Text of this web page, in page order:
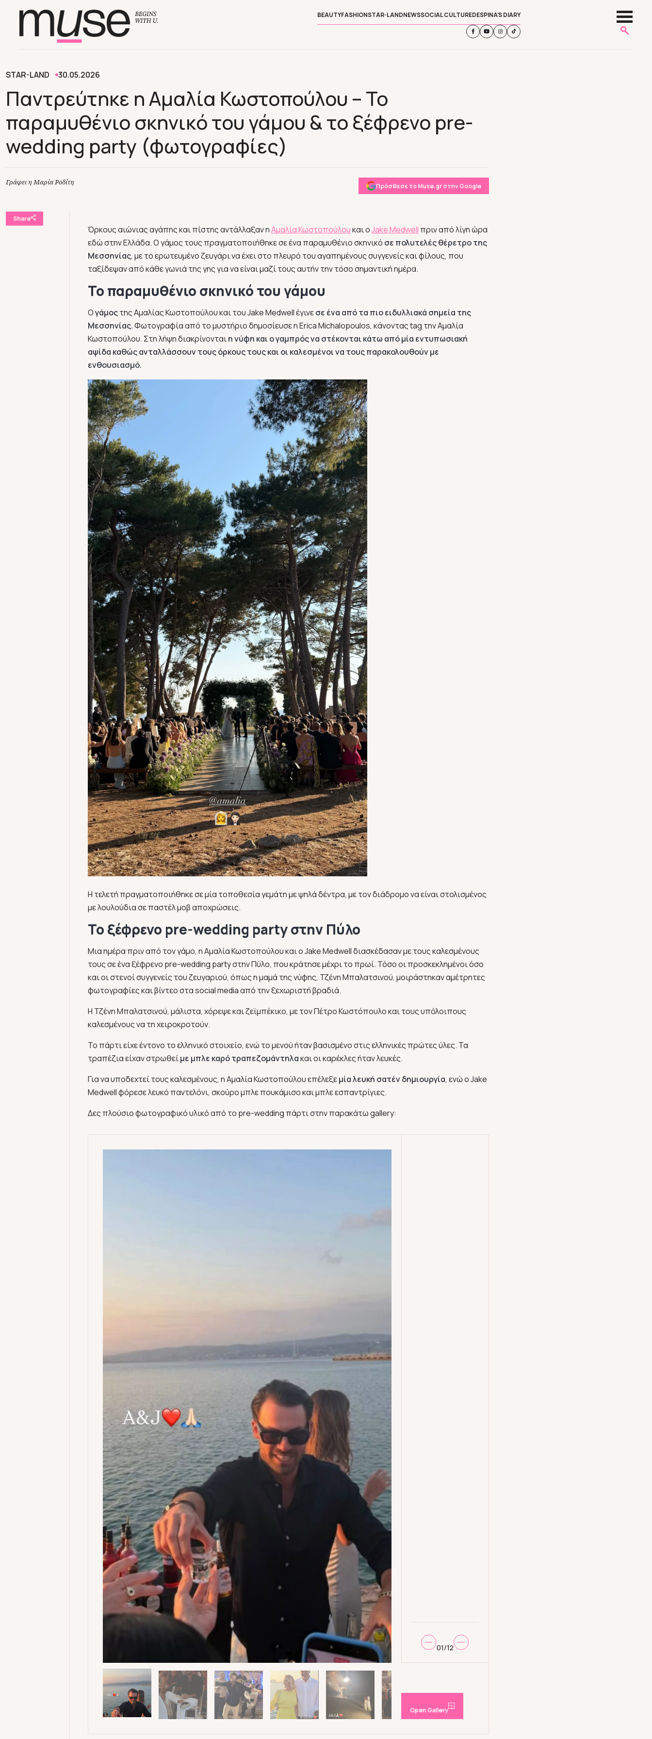
BEAUTYFASHIONSTAR-LANDNEWSSOCIAL CULTUREDESPINA’S DIARY
STAR-LAND 30.05.2026
Παντρεύτηκε η Αμαλία Κωστοπούλου – To
παραμυθένιο σκηνικό του γάμου & το ξέφρενο pre-
wedding party (φωτογραφίες)
Γράφει η Μαρία Ροδίτη Πρόσθεσε το Muse.gr στην Google
Share
Όρκους αιώνιας αγάπης και πίστης αντάλλαξαν ηΑμαλία Κωστοπούλουκαι οJake Medwell πριν από λίγη ώρα
εδώ στην Ελλάδα. Ο γάμος τους πραγματοποιήθηκε σε ένα παραμυθένιο σκηνικό σε πολυτελές θέρετρο της
Μεσσηνίας, με το ερωτευμένο ζευγάρι να έχει στο πλευρό του αγαπημένους συγγενείς και φίλους, που
ταξίδεψαν από κάθε γωνιά της γης για να είναι μαζί τους αυτήν την τόσο σημαντική ημέρα.
To παραμυθένιο σκηνικό του γάμου
Ογάμοςτης Αμαλίας Κωστοπούλου και του Jake Medwell έγινεσε ένα από τα πιο ειδυλλιακά σημεία της
Μεσσηνίας.Φωτογραφία από το μυστήριο δημοσίευσε η Erica Michalopoulos, κάνοντας tag την Αμαλία
Κωστοπούλου. Στη λήψη διακρίνονταιη νύφη και ο γαμπρός να στέκονται κάτω από μία εντυπωσιακή
αψίδα καθώς ανταλλάσσουν τους όρκους τους και οι καλεσμένοι να τους παρακολουθούν με
ενθουσιασμό.
Η τελετή πραγματοποιήθηκε σε μία τοποθεσία γεμάτη με ψηλά δέντρα, με τον διάδρομο να είναι στολισμένος
με λουλούδια σε παστέλ μοβ αποχρώσεις.
Το ξέφρενο pre-wedding party στην Πύλο
Mια ημέρα πριν από τον γάμο, η Αμαλία Κωστοπούλου και ο Jake Medwell διασκέδασαν με τους καλεσμένους
τους σε ένα ξέφρενο pre-wedding party στην Πύλο, που κράτησε μέχρι το πρωί. Τόσο οι προσκεκλημένοι όσο
και οι στενοί συγγενείς του ζευγαριού, όπως η μαμά της νύφης, Τζένη Μπαλατσινού, μοιράστηκαν αμέτρητες
φωτογραφίες και βίντεο στα social media από την ξεχωριστή βραδιά.
Η Τζένη Μπαλατσινού, μάλιστα, χόρεψε και ζεϊμπέκικο, με τον Πέτρο Κωστόπουλο και τους υπόλοιπους
καλεσμένους να τη χειροκροτούν.
Το πάρτι είχε έντονο το ελληνικό στοιχείο, ενώ το μενού ήταν βασισμένο στις ελληνικές πρώτες ύλες. Τα
τραπέζια είχαν στρωθείμε μπλε καρό τραπεζομάντηλακαι οι καρέκλες ήταν λευκές.
Για να υποδεχτεί τους καλεσμένους, η Αμαλία Κωστοπούλου επέλεξεμία λευκή σατέν δημιουργία, ενώ ο Jake
Medwell φόρεσε λευκό παντελόνι, σκούρο μπλε πουκάμισο και μπλε εσπαντρίγιες.
Δες πλούσιο φωτογραφικό υλικό από το pre-wedding πάρτι στην παρακάτω gallery:
01/12
Open Gallery